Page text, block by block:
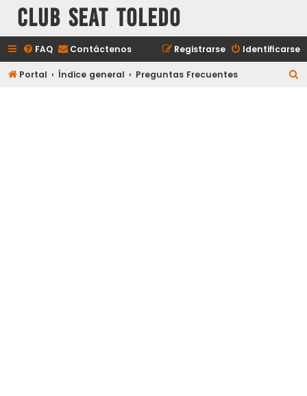
Club Seat Toledo
FAQ Contáctenos Identificarse
Registrarse
Portal Índice general Preguntas Frecuentes